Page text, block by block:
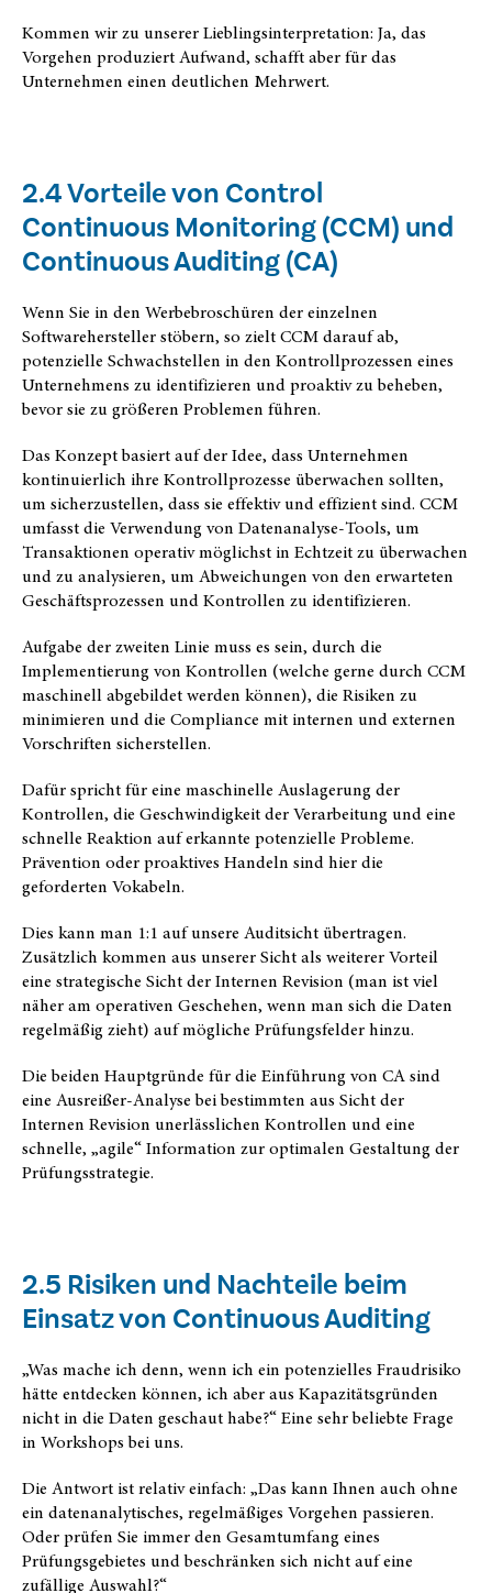
Kommen wir zu unserer Lieblingsinterpretation: Ja, das
Vorgehen produziert Aufwand, schafft aber für das
Unternehmen einen deutlichen Mehrwert.
2.4 Vorteile von Control
Continuous Monitoring (CCM) und
Continuous Auditing (CA)
Wenn Sie in den Werbebroschüren der einzelnen
Softwarehersteller stöbern, so zielt CCM darauf ab,
potenzielle Schwachstellen in den Kontrollprozessen eines
Unternehmens zu identifizieren und proaktiv zu beheben,
bevor sie zu größeren Problemen führen.
Das Konzept basiert auf der Idee, dass Unternehmen
kontinuierlich ihre Kontrollprozesse überwachen sollten,
um sicherzustellen, dass sie effektiv und effizient sind. CCM
umfasst die Verwendung von Datenanalyse-Tools, um
Transaktionen operativ möglichst in Echtzeit zu überwachen
und zu analysieren, um Abweichungen von den erwarteten
Geschäftsprozessen und Kontrollen zu identifizieren.
Aufgabe der zweiten Linie muss es sein, durch die
Implementierung von Kontrollen (welche gerne durch CCM
maschinell abgebildet werden können), die Risiken zu
minimieren und die Compliance mit internen und externen
Vorschriften sicherstellen.
Dafür spricht für eine maschinelle Auslagerung der
Kontrollen, die Geschwindigkeit der Verarbeitung und eine
schnelle Reaktion auf erkannte potenzielle Probleme.
Prävention oder proaktives Handeln sind hier die
geforderten Vokabeln.
Dies kann man 1:1 auf unsere Auditsicht übertragen.
Zusätzlich kommen aus unserer Sicht als weiterer Vorteil
eine strategische Sicht der Internen Revision (man ist viel
näher am operativen Geschehen, wenn man sich die Daten
regelmäßig zieht) auf mögliche Prüfungsfelder hinzu.
Die beiden Hauptgründe für die Einführung von CA sind
eine Ausreißer-Analyse bei bestimmten aus Sicht der
Internen Revision unerlässlichen Kontrollen und eine
schnelle, „agile“ Information zur optimalen Gestaltung der
Prüfungsstrategie.
2.5 Risiken und Nachteile beim
Einsatz von Continuous Auditing
„Was mache ich denn, wenn ich ein potenzielles Fraudrisiko
hätte entdecken können, ich aber aus Kapazitätsgründen
nicht in die Daten geschaut habe?“ Eine sehr beliebte Frage
in Workshops bei uns.
Die Antwort ist relativ einfach: „Das kann Ihnen auch ohne
ein datenanalytisches, regelmäßiges Vorgehen passieren.
Oder prüfen Sie immer den Gesamtumfang eines
Prüfungsgebietes und beschränken sich nicht auf eine
zufällige Auswahl?“